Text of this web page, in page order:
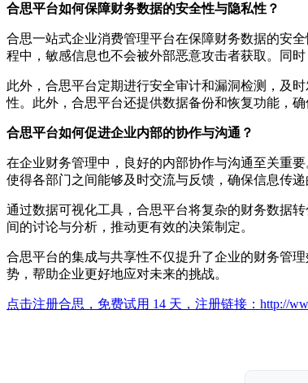
合思平台如何保障财务数据的安全性与隐私性？
合思一站式企业消费管理平台在保障财务数据的安
程中，敏感信息也不会被外部恶意攻击者获取。同
此外，合思平台定期进行安全审计和漏洞检测，及
性。此外，合思平台还提供数据备份和恢复功能，
合思平台如何促进企业内部的协作与沟通？
在企业财务管理中，良好的内部协作与沟通至关重
使得各部门之间能够及时交流与反馈，确保信息传
通过数据可视化工具，合思平台将复杂的财务数据
间的讨论与分析，推动更有效的决策制定。
合思平台的集成与共享性不仅提升了企业的财务管
势，帮助企业更好地应对未来的挑战。
点击注册合思，免费试用 14 天，注册链接： http://